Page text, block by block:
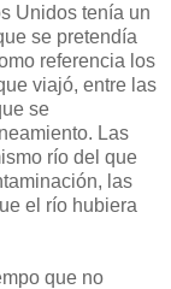
Unidos tenía un
se pretendía
referencia los
viajó, entre las
se
Las
río del que
las
el río hubiera
que no